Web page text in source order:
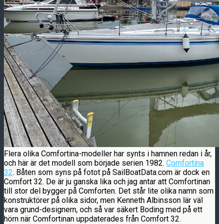
Flera olika Comfortina-modeller har synts i hamnen redan i år,
och här är det modell som började serien 1982. Comfortina
32. Båten som syns på fotot på SailBoatData.com är dock en
Comfort 32. De är ju ganska lika och jag antar att Comfortinan
till stor del bygger på Comforten. Det står lite olika namn som
konstruktörer på olika sidor, men Kenneth Albinsson lär väl
vara grund-designern, och så var säkert Boding med på ett
hörn när Comfortinan uppdaterades från Comfort 32.